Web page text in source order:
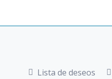
Lista de deseos